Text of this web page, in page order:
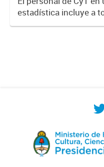
estadística incluye a
personas